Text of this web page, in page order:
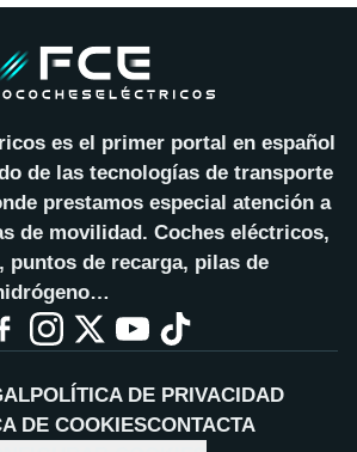
es el primer portal en español
de las tecnologías de transporte
prestamos especial atención a
de movilidad. Coches eléctricos,
puntos de recarga, pilas de
POLÍTICA DE PRIVACIDAD
DE COOKIESCONTACTA